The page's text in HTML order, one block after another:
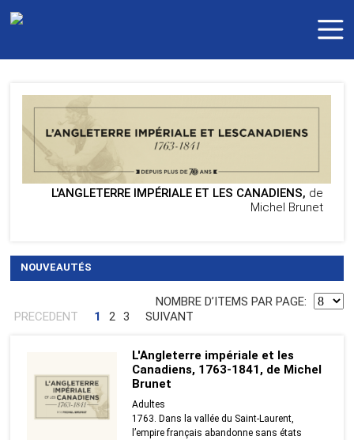
L'ANGLETERRE IMPÉRIALE ET LES CANADIENS, de
Michel Brunet
NOUVEAUTÉS
NOMBRE DʼITEMS PAR PAGE:
PRECEDENT
1 2 3 SUIVANT
L'Angleterre impériale et les
Canadiens, 1763-1841, de Michel
Brunet
Adultes
1763. Dans la vallée du Saint-Laurent,
l’empire français abandonne sans états